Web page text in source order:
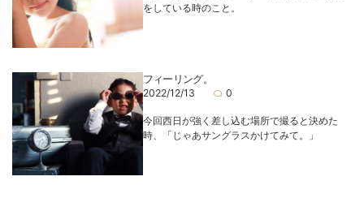
をしている時のこと。
フィーリング。
2022/12/13 0
今回西日が強く差し込む場所で撮ると決めた
時、「じゃあサングラスかけてみて。」